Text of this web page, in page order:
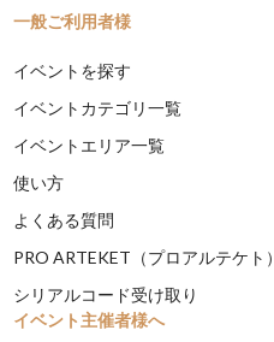
一般ご利用者様
イベントを探す
イベントカテゴリ一覧
イベントエリア一覧
使い方
よくある質問
PRO ARTEKET（プロアルテケト）
シリアルコード受け取り
イベント主催者様へ